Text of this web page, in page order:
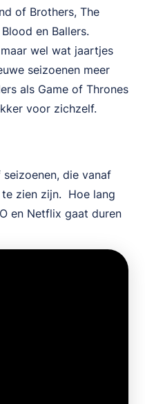
of Brothers, The
en Ballers.
wel wat jaartjes
seizoenen meer
als Game of Thrones
voor zichzelf.
die vanaf
zien zijn. Hoe lang
en Netflix gaat duren